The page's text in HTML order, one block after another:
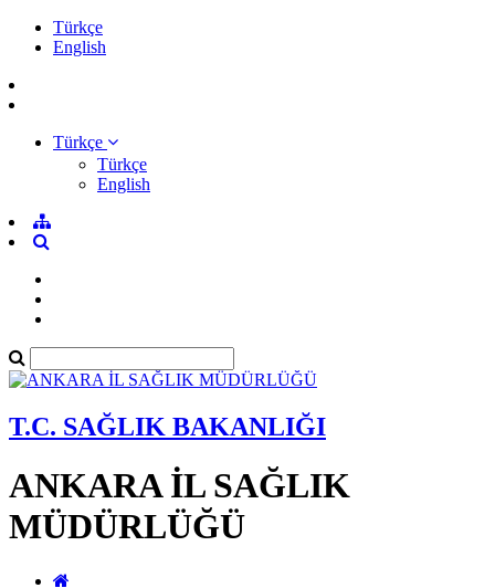
Türkçe
English
Türkçe
Türkçe
English
T.C. SAĞLIK BAKANLIĞI
ANKARA İL SAĞLIK
MÜDÜRLÜĞÜ